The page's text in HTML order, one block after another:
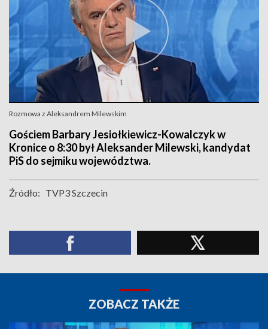
Rozmowa z Aleksandrem Milewskim
Gościem Barbary Jesiołkiewicz-Kowalczyk w
Kronice o 8:30 był Aleksander Milewski, kandydat
PiS do sejmiku województwa.
Źródło: TVP3 Szczecin
ZOBACZ TAKŻE